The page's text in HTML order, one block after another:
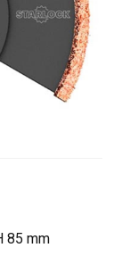
85 mm